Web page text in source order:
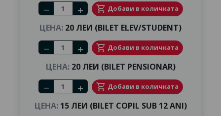
Number of tickets
remove add shopping_cart Добави в количката
ЦЕНА: 20 ЛЕИ (BILET ELEV/STUDENT)
Number of tickets
remove add shopping_cart Добави в количката
ЦЕНА:20 ЛЕИ (BILET PENSIONAR)
Number of tickets
remove add shopping_cart Добави в количката
ЦЕНА:15 ЛЕИ (BILET COPIL SUB 12 ANI)